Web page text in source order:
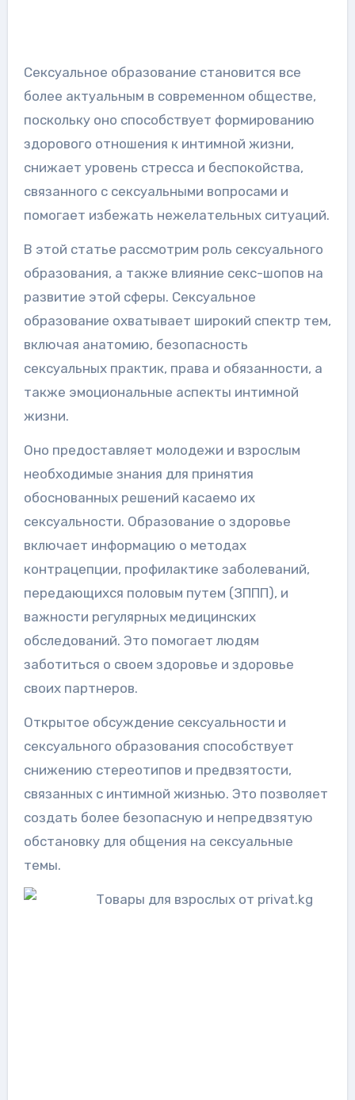
Сексуальное образование становится все
более актуальным в современном обществе,
поскольку оно способствует формированию
здорового отношения к интимной жизни,
снижает уровень стресса и беспокойства,
связанного с сексуальными вопросами и
помогает избежать нежелательных ситуаций.
В этой статье рассмотрим роль сексуального
образования, а также влияние секс-шопов на
развитие этой сферы. Сексуальное
образование охватывает широкий спектр тем,
включая анатомию, безопасность
сексуальных практик, права и обязанности, а
также эмоциональные аспекты интимной
жизни.
Оно предоставляет молодежи и взрослым
необходимые знания для принятия
обоснованных решений касаемо их
сексуальности. Образование о здоровье
включает информацию о методах
контрацепции, профилактике заболеваний,
передающихся половым путем (ЗППП), и
важности регулярных медицинских
обследований. Это помогает людям
заботиться о своем здоровье и здоровье
своих партнеров.
Открытое обсуждение сексуальности и
сексуального образования способствует
снижению стереотипов и предвзятости,
связанных с интимной жизнью. Это позволяет
создать более безопасную и непредвзятую
обстановку для общения на сексуальные
темы.